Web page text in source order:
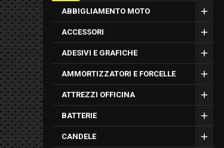
ABBIGLIAMENTO MOTO
ACCESSORI
ADESIVI E GRAFICHE
AMMORTIZZATORI E FORCELLE
ATTREZZI OFFICINA
BATTERIE
CANDELE